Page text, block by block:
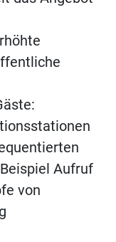
Aufruf
von